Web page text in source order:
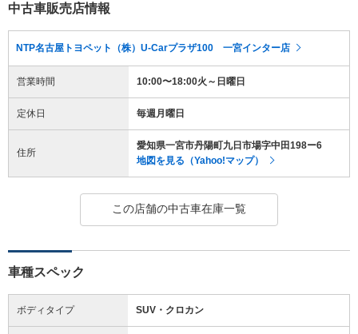
中古車販売店情報
NTP名古屋トヨペット（株）U-Carプラザ100 一宮インター店
営業時間 10:00〜18:00火～日曜日
定休日 毎週月曜日
住所
愛知県一宮市丹陽町九日市場字中田198ー6
地図を見る（Yahoo!マップ）
この店舗の中古車在庫一覧
車種スペック
ボディタイプ SUV・クロカン